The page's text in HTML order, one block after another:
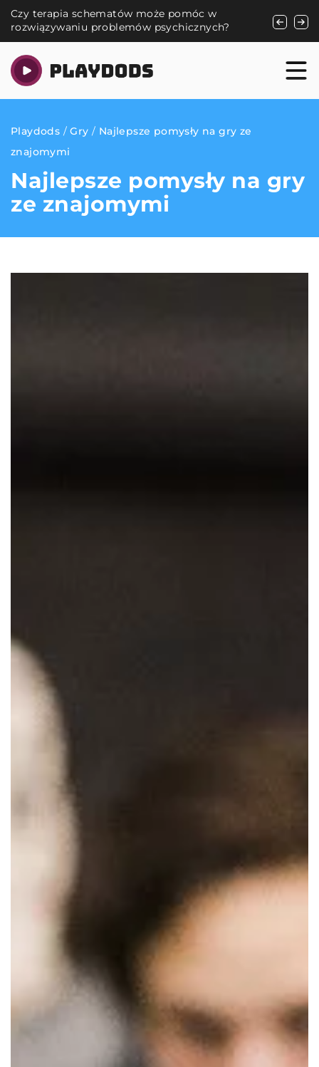
pomóc w
psychicznych?
Jak technologia smart lock ułatwia
dostępem w hotelach i firmach?
Playdods /Gry / Najlepsze pomysły na gry ze
znajomymi
Najlepsze pomysły na gry
ze znajomymi